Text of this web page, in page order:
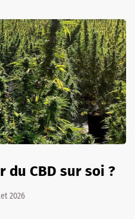
du CBD sur soi ?
2026